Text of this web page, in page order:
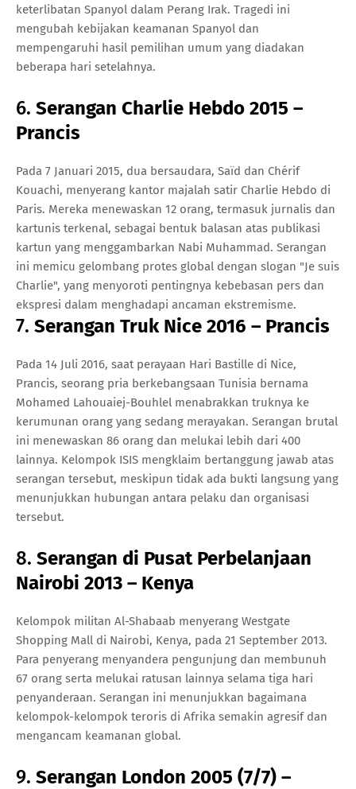
keterlibatan Spanyol dalam Perang Irak. Tragedi ini
mengubah kebijakan keamanan Spanyol dan
mempengaruhi hasil pemilihan umum yang diadakan
beberapa hari setelahnya.
6. Serangan Charlie Hebdo 2015 –
Prancis
Pada 7 Januari 2015, dua bersaudara, Saïd dan Chérif
Kouachi, menyerang kantor majalah satir Charlie Hebdo di
Paris. Mereka menewaskan 12 orang, termasuk jurnalis dan
kartunis terkenal, sebagai bentuk balasan atas publikasi
kartun yang menggambarkan Nabi Muhammad. Serangan
ini memicu gelombang protes global dengan slogan "Je suis
Charlie", yang menyoroti pentingnya kebebasan pers dan
ekspresi dalam menghadapi ancaman ekstremisme.
7. Serangan Truk Nice 2016 – Prancis
Pada 14 Juli 2016, saat perayaan Hari Bastille di Nice,
Prancis, seorang pria berkebangsaan Tunisia bernama
Mohamed Lahouaiej-Bouhlel menabrakkan truknya ke
kerumunan orang yang sedang merayakan. Serangan brutal
ini menewaskan 86 orang dan melukai lebih dari 400
lainnya. Kelompok ISIS mengklaim bertanggung jawab atas
serangan tersebut, meskipun tidak ada bukti langsung yang
menunjukkan hubungan antara pelaku dan organisasi
tersebut.
8. Serangan di Pusat Perbelanjaan
Nairobi 2013 – Kenya
Kelompok militan Al-Shabaab menyerang Westgate
Shopping Mall di Nairobi, Kenya, pada 21 September 2013.
Para penyerang menyandera pengunjung dan membunuh
67 orang serta melukai ratusan lainnya selama tiga hari
penyanderaan. Serangan ini menunjukkan bagaimana
kelompok-kelompok teroris di Afrika semakin agresif dan
mengancam keamanan global.
9. Serangan London 2005 (7/7) –